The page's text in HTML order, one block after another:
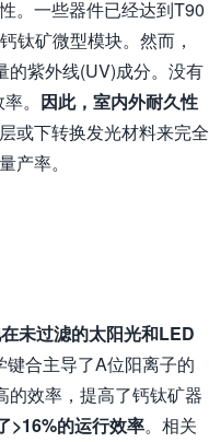
。一些器件已经达到T90
钛矿微型模块。然而，
的紫外线(UV)成分。没有
。 因此，室内外耐久性
或下转换发光材料来完全
率。
未过滤的太阳光和LED
合主导了A位阳离子的
的效率，提高了钙钛矿器
>16%的运行效率。相关